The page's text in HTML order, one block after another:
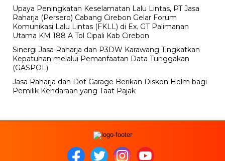
Upaya Peningkatan Keselamatan Lalu Lintas, PT Jasa
Raharja (Persero) Cabang Cirebon Gelar Forum
Komunikasi Lalu Lintas (FKLL) di Ex. GT Palimanan
Utama KM 188 A Tol Cipali Kab Cirebon
Sinergi Jasa Raharja dan P3DW Karawang Tingkatkan
Kepatuhan melalui Pemanfaatan Data Tunggakan
(GASPOL)
Jasa Raharja dan Dot Garage Berikan Diskon Helm bagi
Pemilik Kendaraan yang Taat Pajak